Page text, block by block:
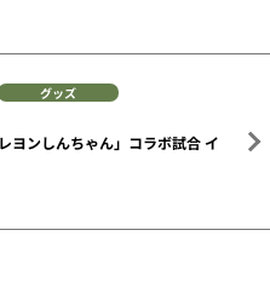
グッズ
ヨンしんちゃん」コラボ試合 イ